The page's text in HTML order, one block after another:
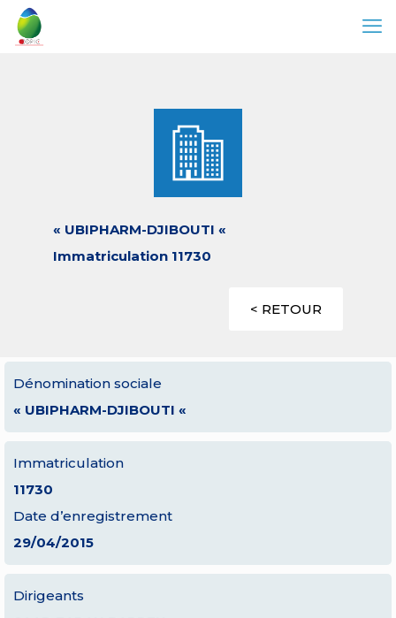
« UBIPHARM-DJIBOUTI «
Immatriculation 11730
< RETOUR
Dénomination sociale
« UBIPHARM-DJIBOUTI «
Immatriculation
11730
Date d’enregistrement
29/04/2015
Dirigeants